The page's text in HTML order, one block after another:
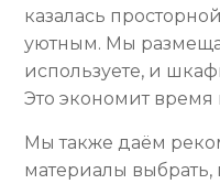
казалась
уютным. Мы
используете, и
Это экономит время
Мы также даём
материалы выбрать,